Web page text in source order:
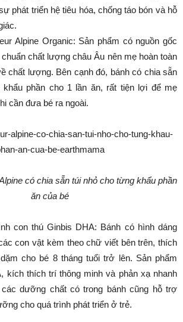
phát triển hệ tiêu hóa, chống táo bón và hỗ
Alpine Organic: Sản phẩm có nguồn gốc
chất lượng châu Âu nên mẹ hoàn toàn
chất lượng. Bên cạnh đó, bánh có chia sẵn
phần cho 1 lần ăn, rất tiện lợi để mẹ
cần đưa bé ra ngoài.
có chia sẵn túi nhỏ cho từng khẩu phần
ăn của bé
con thú Ginbis DHA: Bánh có hình dáng
con vật kèm theo chữ viết bên trên, thích
cho bé 8 tháng tuổi trở lên. Sản phẩm
kích thích trí thông minh và phản xạ nhanh
dưỡng chất có trong bánh cũng hỗ trợ
cho quá trình phát triển ở trẻ.